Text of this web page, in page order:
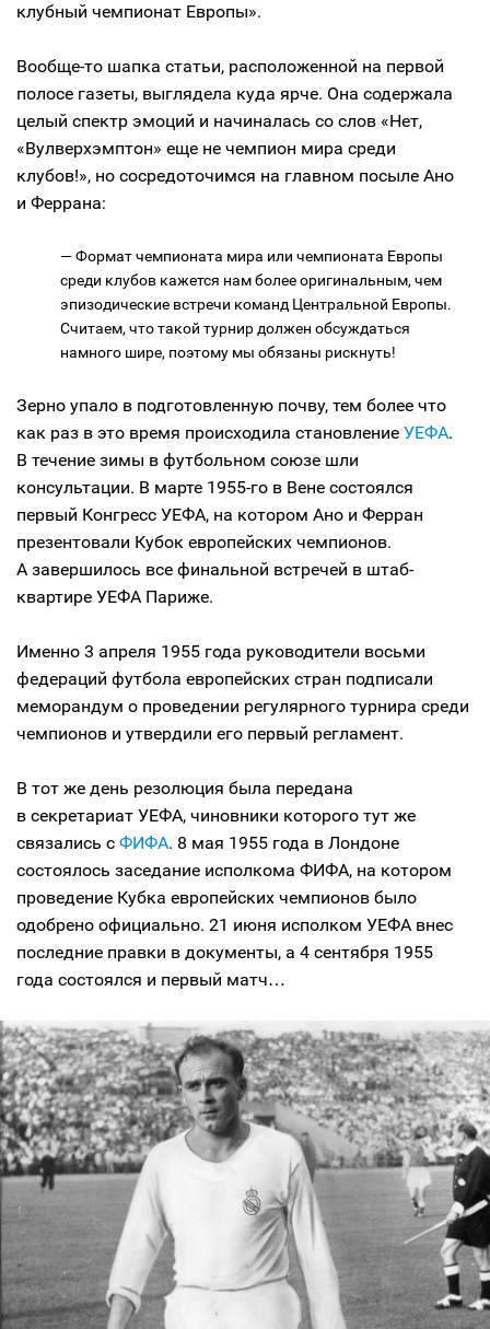
клубный чемпионат Европы».
Вообще-то шапка статьи, расположенной на первой
полосе газеты, выглядела куда ярче. Она содержала
целый спектр эмоций и начиналась со слов «Нет,
«Вулверхэмптон» еще не чемпион мира среди
клубов!», но сосредоточимся на главном посыле Ано
и Феррана:
— Формат чемпионата мира или чемпионата Европы
среди клубов кажется нам более оригинальным, чем
эпизодические встречи команд Центральной Европы.
Считаем, что такой турнир должен обсуждаться
намного шире, поэтому мы обязаны рискнуть!
Зерно упало в подготовленную почву, тем более что
как раз в это время происходила становление УЕФА.
В течение зимы в футбольном союзе шли
консультации. В марте 1955-го в Вене состоялся
первый Конгресс УЕФА, на котором Ано и Ферран
презентовали Кубок европейских чемпионов.
А завершилось все финальной встречей в штаб-
квартире УЕФА Париже.
Именно 3 апреля 1955 года руководители восьми
федераций футбола европейских стран подписали
меморандум о проведении регулярного турнира среди
чемпионов и утвердили его первый регламент.
В тот же день резолюция была передана
в секретариат УЕФА, чиновники которого тут же
связались с ФИФА. 8 мая 1955 года в Лондоне
состоялось заседание исполкома ФИФА, на котором
проведение Кубка европейских чемпионов было
одобрено официально. 21 июня исполком УЕФА внес
последние правки в документы, а 4 сентября 1955
года состоялся и первый матч…